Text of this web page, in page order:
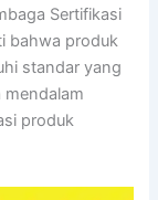
Sertifikasi
bahwa produk
standar yang
mendalam
produk